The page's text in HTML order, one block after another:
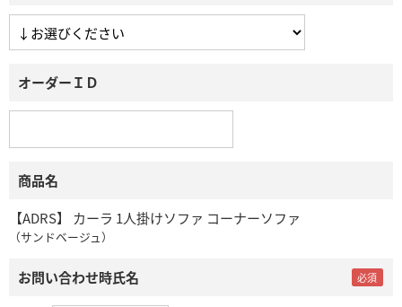
オーダーＩＤ
商品名
【ADRS】 カーラ 1人掛けソファ コーナーソファ
（サンドベージュ）
お問い合わせ時氏名